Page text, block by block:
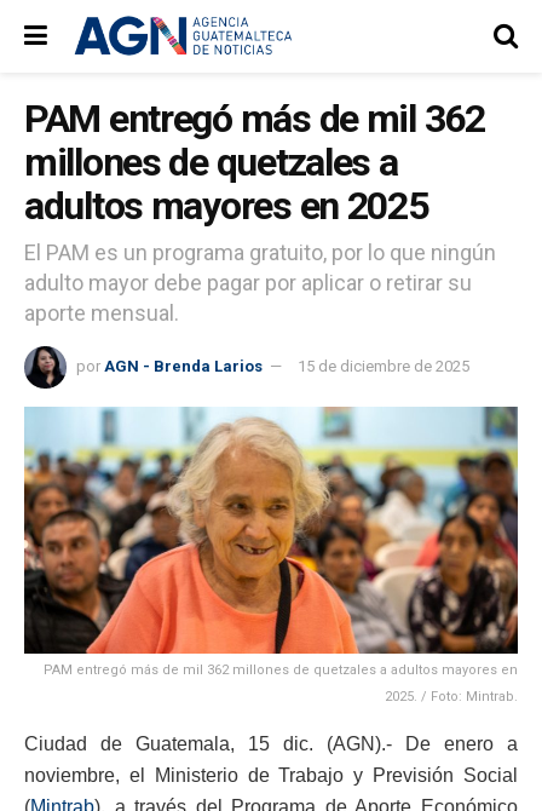
PAM entregó más de mil 362
millones de quetzales a
adultos mayores en 2025
El PAM es un programa gratuito, por lo que ningún
adulto mayor debe pagar por aplicar o retirar su
aporte mensual.
por AGN - Brenda Larios 15 de diciembre de 2025
PAM entregó más de mil 362 millones de quetzales a adultos mayores en
2025. / Foto: Mintrab.
Ciudad de Guatemala, 15 dic. (AGN).- De enero a
noviembre, el Ministerio de Trabajo y Previsión Social
(Mintrab), a través del Programa de Aporte Económico